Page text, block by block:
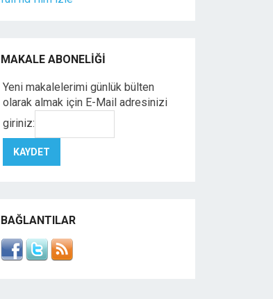
MAKALE ABONELIĞI
Yeni makalelerimi günlük bülten
olarak almak için E-Mail adresinizi
giriniz:
BAĞLANTILAR